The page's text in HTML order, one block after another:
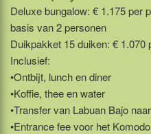
Deluxe bungalow: € 1.175 per
basis van 2 personen
Duikpakket 15 duiken: € 1.070
Inclusief:
•Ontbijt, lunch en diner
•Koffie, thee en water
•Transfer van Labuan Bajo
•Entrance fee voor het